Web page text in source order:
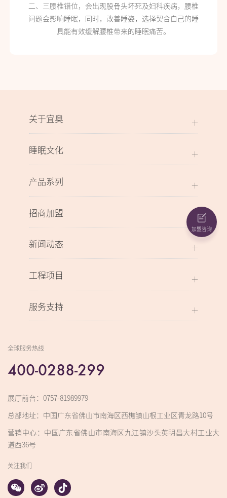
二、三腰椎错位，会出现股骨头坏死及妇科疾病，腰椎
问题会影响睡眠，同时，改善睡姿，选择契合自己的睡
具能有效缓解腰椎带来的睡眠痛苦。
关于宜奥
睡眠文化
产品系列
招商加盟
新闻动态
工程项目
服务支持
全球服务热线
400-0288-299
展厅前台：0757-81989979
总部地址：中国广东省佛山市南海区西樵镇山根工业区青龙路10号
营销中心：中国广东省佛山市南海区九江镇沙头英明昌大村工业大
道西36号
关注我们
加盟咨询